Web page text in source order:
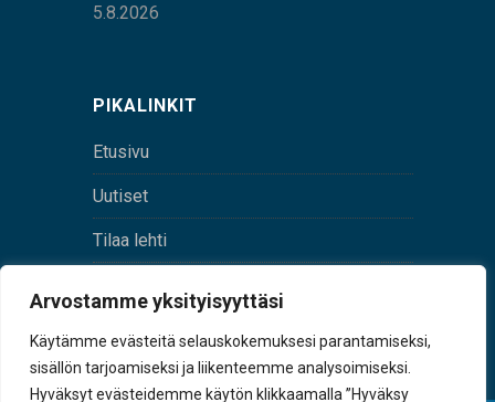
Arvostamme yksityisyyttäsi
Käytämme evästeitä selauskokemuksesi parantamiseksi,
sisällön tarjoamiseksi ja liikenteemme analysoimiseksi.
Hyväksyt evästeidemme käytön klikkaamalla ”Hyväksy
5.8.2026
PIKALINKIT
Etusivu
Uutiset
Tilaa lehti